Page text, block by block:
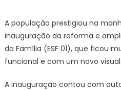
A população prestigiou na
inauguração da reforma e
da Família (ESF 01), que ficou
funcional e com um novo visual.
A inauguração contou com